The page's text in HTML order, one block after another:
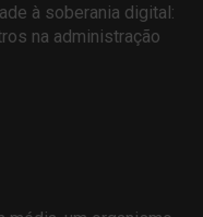
à soberania digital:
na administração